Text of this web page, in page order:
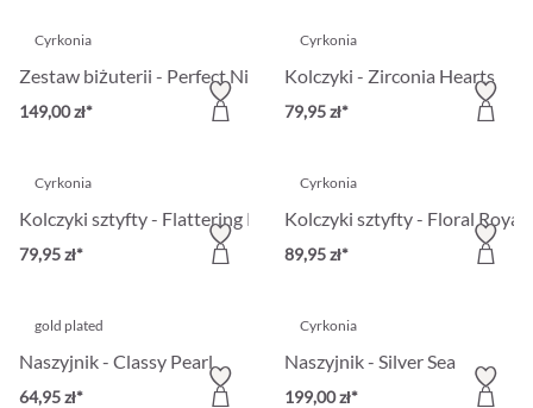
Cyrkonia
Zestaw biżuterii - Perfect Night
149,00 zł*
Cyrkonia
Kolczyki - Zirconia Hearts
79,95 zł*
Cyrkonia
Kolczyki sztyfty - Flattering Pearls
79,95 zł*
Cyrkonia
Kolczyki sztyfty - Floral Royal
89,95 zł*
gold plated
Naszyjnik - Classy Pearl
64,95 zł*
Cyrkonia
Naszyjnik - Silver Sea
199,00 zł*